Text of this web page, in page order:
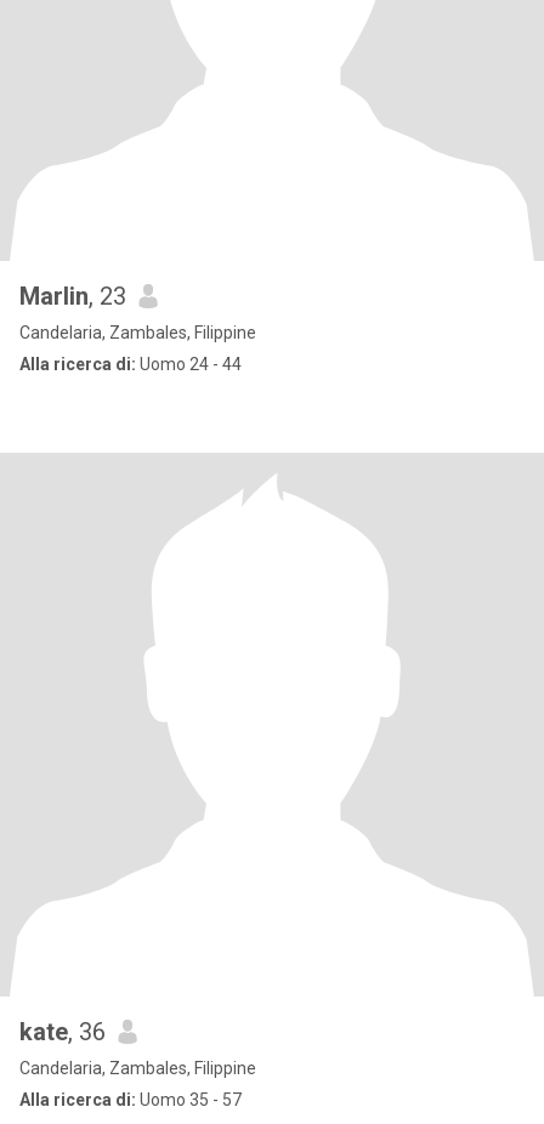
Marlin, 23
Candelaria, Zambales, Filippine
Alla ricerca di: Uomo 24 - 44
kate, 36
Candelaria, Zambales, Filippine
Alla ricerca di: Uomo 35 - 57